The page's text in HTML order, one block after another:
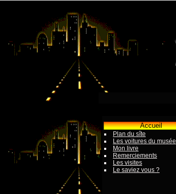
Accueil
Plan du sîte
Les voitures du musée
Mon livre
Remerciements
Les visites
Le saviez vous ?